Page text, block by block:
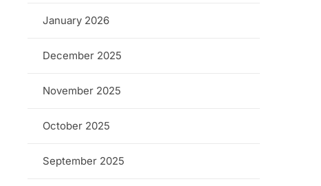
January 2026
December 2025
November 2025
October 2025
September 2025